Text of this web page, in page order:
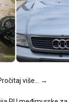
više… →